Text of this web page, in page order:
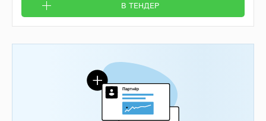
В ТЕНДЕР